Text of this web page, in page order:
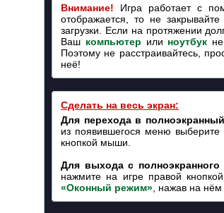
Внимание! Игра работает с
отображается, то не
загрузки. Если на протяжении
Ваш компьютер или ноутбук
Поэтому не расстраивайтесь,
неё!
Сделать на весь экран:
Для перехода в
из появившегося меню выберите
кнопкой мыши.
Для выхода с полноэкранного
нажмите на игре правой
«Оконный режим» , нажав на